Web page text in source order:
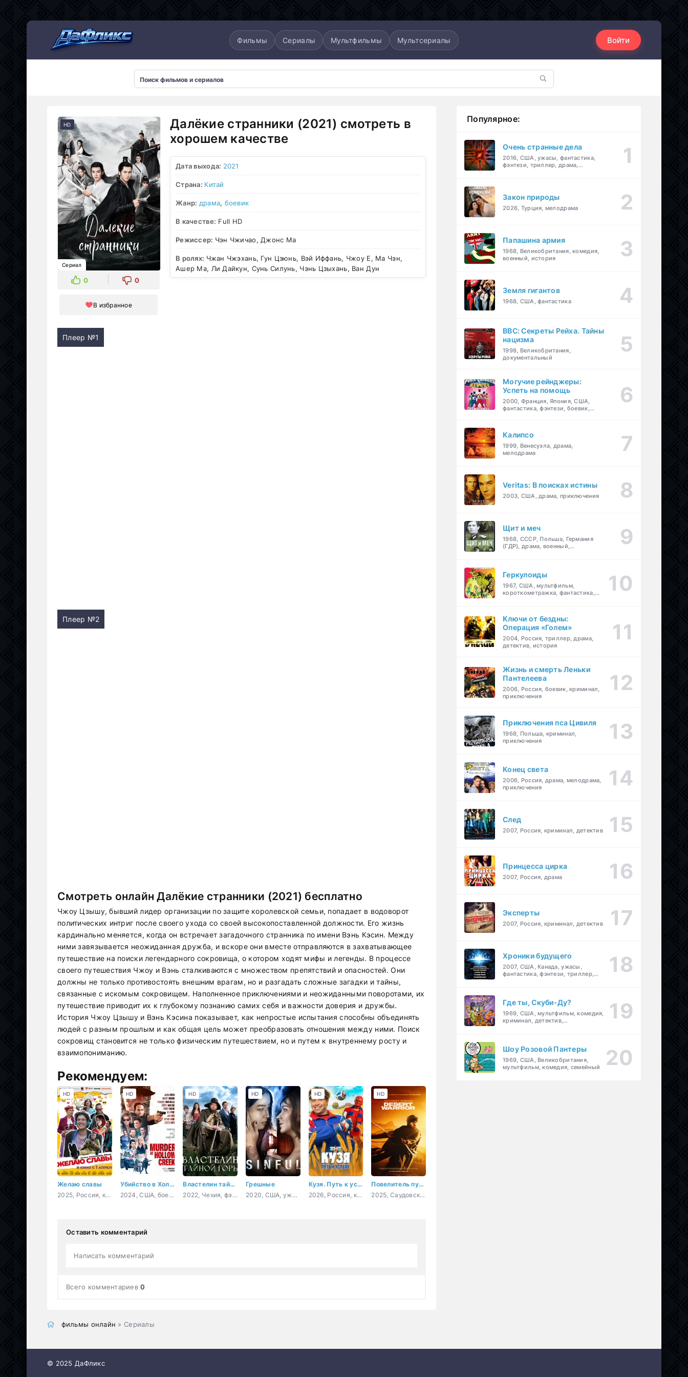
Фильмы Сериалы Мультфильмы Мультсериалы Войти
HD
Сериал
0 0
В избранное
Далёкие странники (2021) смотреть в
хорошем качестве
Дата выхода: 2021
Страна: Китай
Жанр: драма, боевик
В качестве: Full HD
Режиссер: Чэн Чжичао, Джонс Ма
В ролях: Чжан Чжэхань, Гун Цзюнь, Вэй Иффань, Чжоу Е, Ма Чэн,
Ашер Ма, Ли Дайкун, Сунь Силунь, Чэнь Цзыхань, Ван Дун
Плеер №1
Плеер №2
Смотреть онлайн Далёкие странники (2021) бесплатно
Чжоу Цзышу, бывший лидер организации по защите королевской семьи, попадает в водоворот
политических интриг после своего ухода со своей высокопоставленной должности. Его жизнь
кардинально меняется, когда он встречает загадочного странника по имени Вэнь Кэсин. Между
ними завязывается неожиданная дружба, и вскоре они вместе отправляются в захватывающее
путешествие на поиски легендарного сокровища, о котором ходят мифы и легенды. В процессе
своего путешествия Чжоу и Вэнь сталкиваются с множеством препятствий и опасностей. Они
должны не только противостоять внешним врагам, но и разгадать сложные загадки и тайны,
связанные с искомым сокровищем. Наполненное приключениями и неожиданными поворотами, их
путешествие приводит их к глубокому познанию самих себя и важности доверия и дружбы.
История Чжоу Цзышу и Вэнь Кэсина показывает, как непростые испытания способны объединять
людей с разным прошлым и как общая цель может преобразовать отношения между ними. Поиск
сокровищ становится не только физическим путешествием, но и путем к внутреннему росту и
взаимопониманию.
Рекомендуем:
Желаю славы
2025, Россия, комедия
HD
Убийство в Холлоу Крик
2024, США, боевик, триллер, комедия
HD
Властелин тайной горы
2022, Чехия, фэнтези, семейный
HD
Грешные
2020, США, ужасы, триллер
HD
Кузя. Путь к успеху
2026, Россия, комедия
HD
Повелитель пустыни
2025, Саудовская Аравия, боевик, драма, история
HD
Оставить комментарий
Написать комментарий
Всего комментариев0
фильмы онлайн » Сериалы
Популярное:
Очень странные дела
2016, США, ужасы, фантастика,
фэнтези, триллер, драма,
Закон природы
2026, Турция, мелодрама
Папашина армия
1968, Великобритания, комедия,
военный, история
Земля гигантов
1968, США, фантастика
BBC: Секреты Рейха. Тайны
нацизма
1998, Великобритания,
документальный
Могучие рейнджеры:
Успеть на помощь
2000, Франция, Япония, США,
фантастика, фэнтези, боевик,
Калипсо
1999, Венесуэла, драма,
мелодрама
Veritas: В поисках истины
2003, США, драма, приключения
Щит и меч
1968, СССР, Польша, Германия
(ГДР), драма, военный,
Геркулоиды
1967, США, мультфильм,
короткометражка, фантастика,
Ключи от бездны:
Операция «Голем»
2004, Россия, триллер, драма,
детектив, история
Жизнь и смерть Леньки
Пантелеева
2006, Россия, боевик, криминал,
приключения
Приключения пса Цивиля
1968, Польша, криминал,
приключения
Конец света
2006, Россия, драма, мелодрама,
приключения
След
2007, Россия, криминал, детектив
Принцесса цирка
2007, Россия, драма
Эксперты
2007, Россия, криминал, детектив
Хроники будущего
2007, США, Канада, ужасы,
фантастика, фэнтези, триллер,
Где ты, Скуби-Ду?
1969, США, мультфильм, комедия,
криминал, детектив,
Шоу Розовой Пантеры
1969, США, Великобритания,
мультфильм, комедия, семейный
© 2025 ДаФликс
Мультсериалы